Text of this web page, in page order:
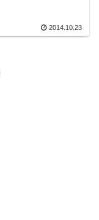
2014.10.23